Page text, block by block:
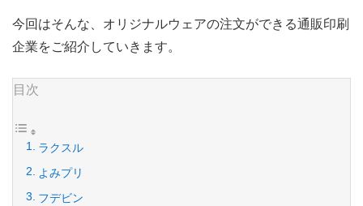
今回はそんな、オリジナルウェアの注文ができる通販印刷
企業をご紹介していきます。
目次
ラクスル
よみプリ
フデビン